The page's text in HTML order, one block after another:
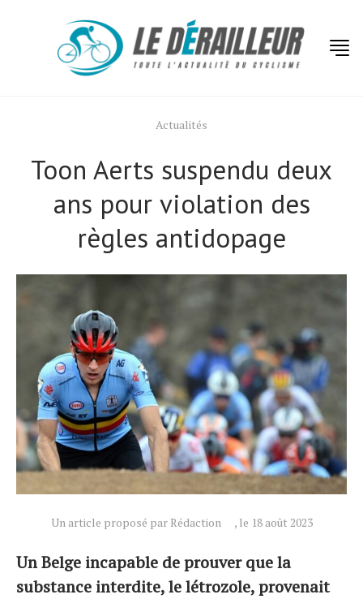
Actualités
Toon Aerts suspendu deux
ans pour violation des
règles antidopage
Un article proposé par Rédaction , le 18 août 2023
Un Belge incapable de prouver que la
substance interdite, le létrozole, provenait
Conseils
Tendances